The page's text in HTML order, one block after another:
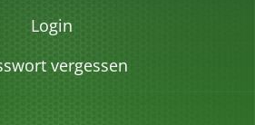
Login
vergessen